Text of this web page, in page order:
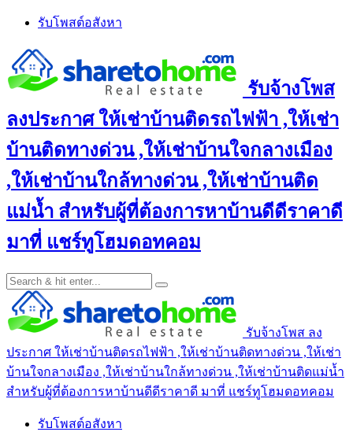
Skip
content
รับโพสต์อสังหา
รับจ้างโพส
ลงประกาศ ให้เช่าบ้านติดรถไฟฟ้า ,ให้เช่า
บ้านติดทางด่วน ,ให้เช่าบ้านใจกลางเมือง
,ให้เช่าบ้านใกล้ทางด่วน ,ให้เช่าบ้านติด
แม่น้ำ สำหรับผู้ที่ต้องการหาบ้านดีดีราคาดี
มาที่ แชร์ทูโฮมดอทคอม
รับจ้างโพส ลง
ประกาศ ให้เช่าบ้านติดรถไฟฟ้า ,ให้เช่าบ้านติดทางด่วน ,ให้เช่า
บ้านใจกลางเมือง ,ให้เช่าบ้านใกล้ทางด่วน ,ให้เช่าบ้านติดแม่น้ำ
สำหรับผู้ที่ต้องการหาบ้านดีดีราคาดี มาที่ แชร์ทูโฮมดอทคอม
รับโพสต์อสังหา